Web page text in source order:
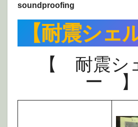
soundproofing
【耐震シェ
【 耐震シ
ー 】